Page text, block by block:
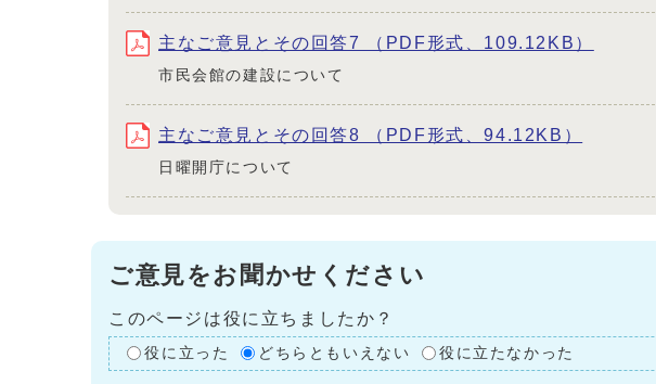
主なご意見とその回答7 （PDF形式、109.12KB）
市民会館の建設について
主なご意見とその回答8 （PDF形式、94.12KB）
日曜開庁について
ご意見をお聞かせください
このページは役に立ちましたか？
役に立った どちらともいえない 役に立たなかった